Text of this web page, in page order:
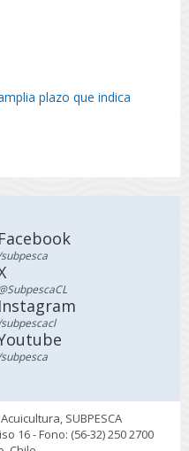
plazo que indica
Facebook
Instagram
SUBPESCA
16 - Fono: (56-32) 250 2700